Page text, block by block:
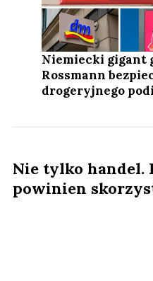
Niemiecki gigant
Rossmann
drogeryjnego
Nie tylko handel.
powinien